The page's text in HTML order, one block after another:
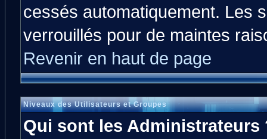
cessés automatiquement. Les
verrouillés pour de maintes
Revenir en haut de page
Niveaux des Utilisateurs et Groupes
Qui sont les Administrateurs